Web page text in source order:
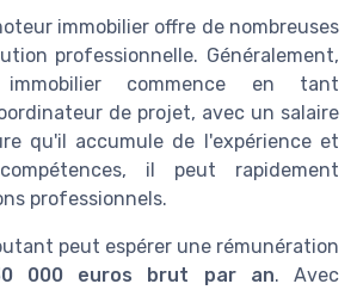
immobilier offre de nombreuses
professionnelle. Généralement,
commence en tant
de projet, avec un salaire
qu'il accumule de l'expérience et
il peut rapidement
professionnels.
peut espérer une rémunération
000 euros brut par an. Avec